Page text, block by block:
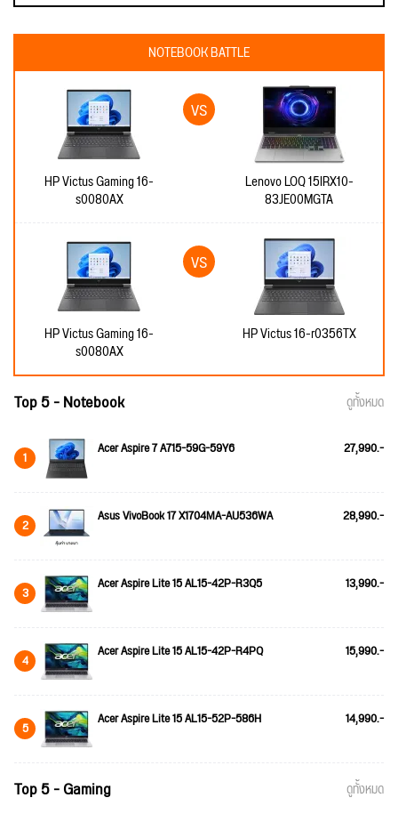
NOTEBOOK BATTLE
HP Victus Gaming 16-
s0080AX
Lenovo LOQ 15IRX10-
83JE00MGTA
HP Victus Gaming 16-
s0080AX
HP Victus 16-r0356TX
Top 5 - Notebook ดูทั้งหมด
1 Acer Aspire 7 A715-59G-59Y6 27,990.-
2 Asus VivoBook 17 X1704MA-AU536WA 28,990.-
3 Acer Aspire Lite 15 AL15-42P-R3Q5 13,990.-
4 Acer Aspire Lite 15 AL15-42P-R4PQ 15,990.-
5 Acer Aspire Lite 15 AL15-52P-586H 14,990.-
Top 5 - Gaming ดูทั้งหมด